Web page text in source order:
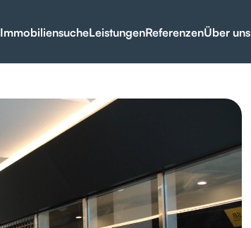
ImmobiliensucheLeistungenReferenzenÜber uns